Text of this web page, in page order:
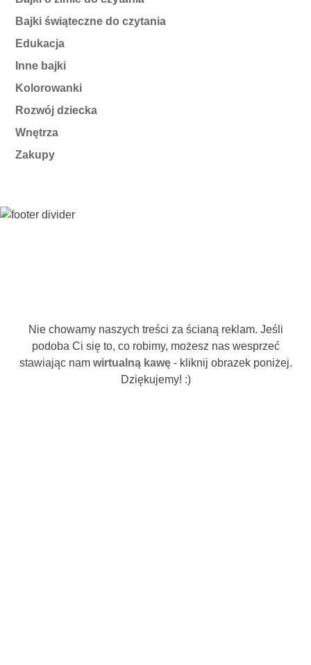
Bajki świąteczne do czytania
Edukacja
Inne bajki
Kolorowanki
Rozwój dziecka
Wnętrza
Zakupy
Nie chowamy naszych treści za ścianą reklam. Jeśli
podoba Ci się to, co robimy, możesz nas wesprzeć
stawiając nam wirtualną kawę- kliknij obrazek poniżej.
Dziękujemy! :)